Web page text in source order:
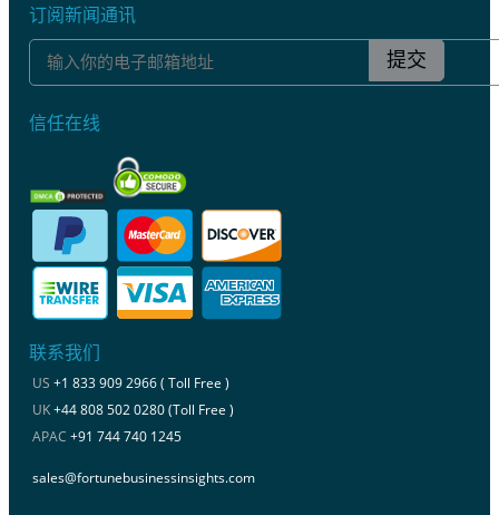
订阅新闻通讯
提交
信任在线
联系我们
US +1 833 909 2966 ( Toll Free )
UK+44 808 502 0280 (Toll Free )
APAC +91 744 740 1245
sales@fortunebusinessinsights.com